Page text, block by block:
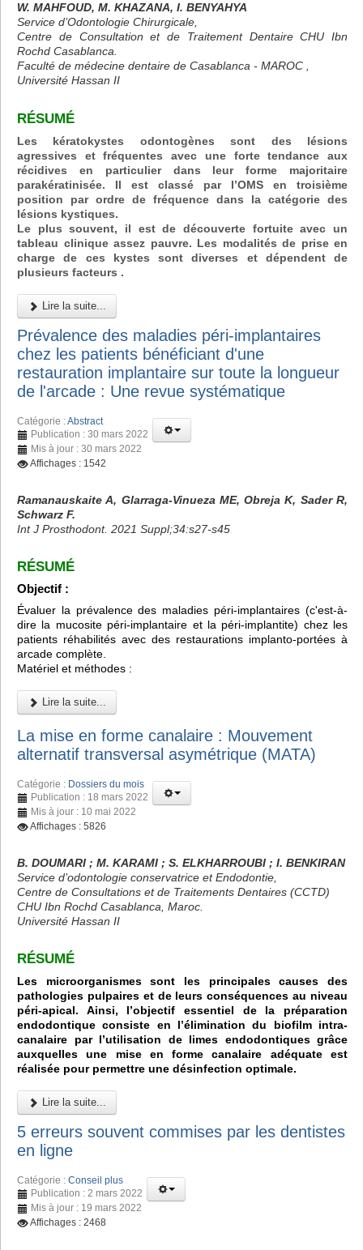
W. MAHFOUD, M. KHAZANA, I. BENYAHYA
Service d’Odontologie Chirurgicale,
Centre de Consultation et de Traitement Dentaire CHU Ibn
Rochd Casablanca.
Faculté de médecine dentaire de Casablanca - MAROC ,
Université Hassan II
RÉSUMÉ
Les kératokystes odontogènes sont des lésions
agressives et fréquentes avec une forte tendance aux
récidives en particulier dans leur forme majoritaire
parakératinisée. Il est classé par l’OMS en troisième
position par ordre de fréquence dans la catégorie des
lésions kystiques.
Le plus souvent, il est de découverte fortuite avec un
tableau clinique assez pauvre. Les modalités de prise en
charge de ces kystes sont diverses et dépendent de
plusieurs facteurs .
Lire la suite...
Prévalence des maladies péri-implantaires
chez les patients bénéficiant d'une
restauration implantaire sur toute la longueur
de l'arcade : Une revue systématique
Catégorie :Abstract
Publication : 30 mars 2022
Mis à jour : 30 mars 2022
Affichages : 1542
Ramanauskaite A, Glarraga-Vinueza ME, Obreja K, Sader R,
Schwarz F.
Int J Prosthodont. 2021 Suppl;34:s27-s45
RÉSUMÉ
Objectif :
Évaluer la prévalence des maladies péri-implantaires (c'est-à-
dire la mucosite péri-implantaire et la péri-implantite) chez les
patients réhabilités avec des restaurations implanto-portées à
arcade complète.
Matériel et méthodes :
Lire la suite...
La mise en forme canalaire : Mouvement
alternatif transversal asymétrique (MATA)
Catégorie : Dossiers du mois
Publication : 18 mars 2022
Mis à jour : 10 mai 2022
Affichages : 5826
B. DOUMARI ; M. KARAMI ; S. ELKHARROUBI ; I. BENKIRAN
Service d’odontologie conservatrice et Endodontie,
Centre de Consultations et de Traitements Dentaires (CCTD)
CHU Ibn Rochd Casablanca, Maroc.
Université Hassan II
RÉSUMÉ
Les microorganismes sont les principales causes des
pathologies pulpaires et de leurs conséquences au niveau
péri-apical. Ainsi, l’objectif essentiel de la préparation
endodontique consiste en l’élimination du biofilm intra-
canalaire par l’utilisation de limes endodontiques grâce
auxquelles une mise en forme canalaire adéquate est
réalisée pour permettre une désinfection optimale.
Lire la suite...
5 erreurs souvent commises par les dentistes
en ligne
Catégorie : Conseil plus
Publication : 2 mars 2022
Mis à jour : 19 mars 2022
Affichages : 2468